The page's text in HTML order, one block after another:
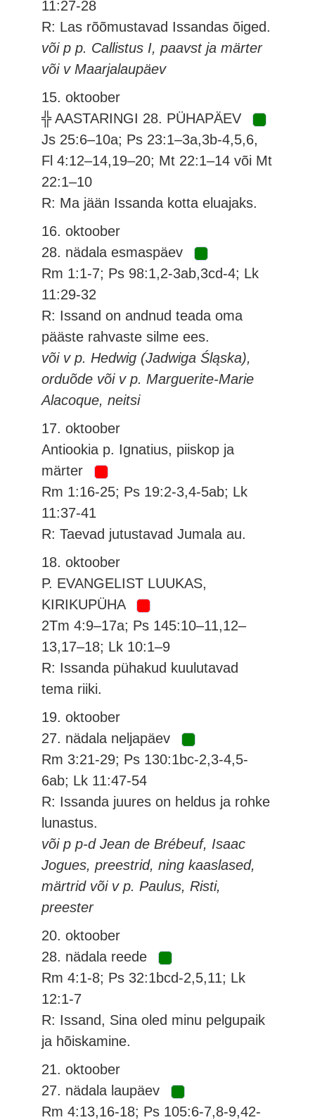
11:27-28
R: Las rõõmustavad Issandas õiged.
või p p. Callistus I, paavst ja märter
või v Maarjalaupäev
15. oktoober
╬ AASTARINGI 28. PÜHAPÄEV
Js 25:6–10a; Ps 23:1–3a,3b-4,5,6,
Fl 4:12–14,19–20; Mt 22:1–14 või Mt
22:1–10
R: Ma jään Issanda kotta eluajaks.
16. oktoober
28. nädala esmaspäev
Rm 1:1-7; Ps 98:1,2-3ab,3cd-4; Lk
11:29-32
R: Issand on andnud teada oma
pääste rahvaste silme ees.
või v p. Hedwig (Jadwiga Śląska),
orduõde või v p. Marguerite-Marie
Alacoque, neitsi
17. oktoober
Antiookia p. Ignatius, piiskop ja
märter
Rm 1:16-25; Ps 19:2-3,4-5ab; Lk
11:37-41
R: Taevad jutustavad Jumala au.
18. oktoober
P. EVANGELIST LUUKAS,
KIRIKUPÜHA
2Tm 4:9–17a; Ps 145:10–11,12–
13,17–18; Lk 10:1–9
R: Issanda pühakud kuulutavad
tema riiki.
19. oktoober
27. nädala neljapäev
Rm 3:21-29; Ps 130:1bc-2,3-4,5-
6ab; Lk 11:47-54
R: Issanda juures on heldus ja rohke
lunastus.
või p p-d Jean de Brébeuf, Isaac
Jogues, preestrid, ning kaaslased,
märtrid või v p. Paulus, Risti,
preester
20. oktoober
28. nädala reede
Rm 4:1-8; Ps 32:1bcd-2,5,11; Lk
12:1-7
R: Issand, Sina oled minu pelgupaik
ja hõiskamine.
21. oktoober
27. nädala laupäev
Rm 4:13,16-18; Ps 105:6-7,8-9,42-